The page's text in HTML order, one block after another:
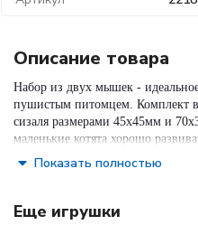
Описание товара
Набор из двух мышек -
пушистым питомцем. Комплект
сизаля размерами 45х45мм и
маленькие котята хорошо
держат себя в тонусе и
Показать полностью
Еще игрушки